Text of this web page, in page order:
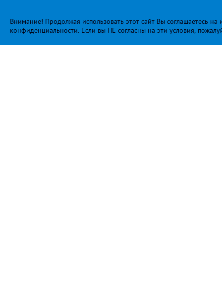
Внимание! Продолжая использовать этот сайт Вы соглашаетесь
конфиденциальности. Если вы НЕ согласны на эти условия,